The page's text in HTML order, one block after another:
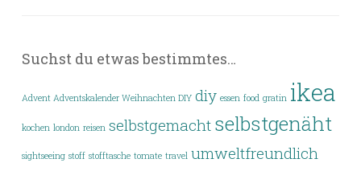
Suchst du etwas bestimmtes…
Advent Adventskalender Weihnachten DIY diy essen food gratin ikea
kochen london reisen selbstgemacht selbstgenäht
sightseeing stoff stofftasche tomate travel umweltfreundlich